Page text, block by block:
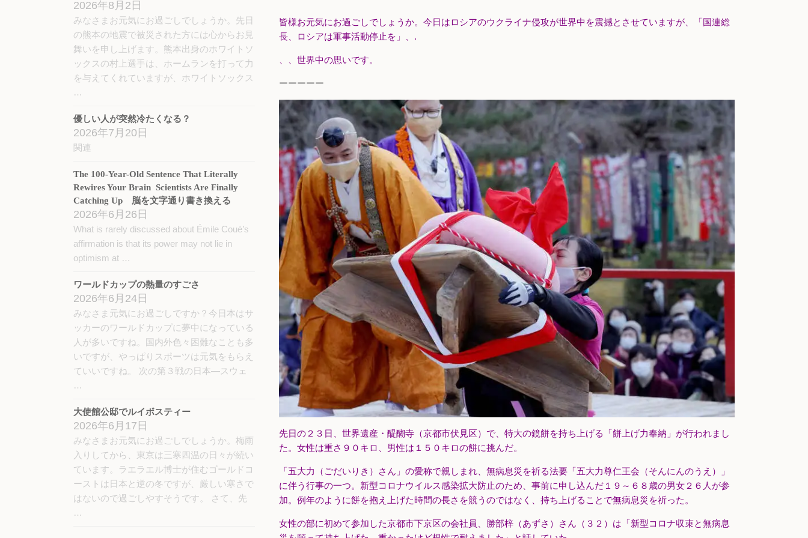
皆様お元気にお過ごしでしょうか。今日はロシアのウクライナ侵攻が世界中を震撼とさせていますが、「国連総
長、ロシアは軍事活動停止を」、.
、、世界中の思いです。
ーーーーー
先日の２３日、世界遺産・醍醐寺（京都市伏見区）で、特大の鏡餅を持ち上げる「餅上げ力奉納」が行われまし
た。女性は重さ９０キロ、男性は１５０キロの餅に挑んだ。
「五大力（ごだいりき）さん」の愛称で親しまれ、無病息災を祈る法要「五大力尊仁王会（そんにんのうえ）」
に伴う行事の一つ。新型コロナウイルス感染拡大防止のため、事前に申し込んだ１９～６８歳の男女２６人が参
加。例年のように餅を抱え上げた時間の長さを競うのではなく、持ち上げることで無病息災を祈った。
女性の部に初めて参加した京都市下京区の会社員、勝部梓（あずさ）さん（３２）は「新型コロナ収束と無病息
2026年8月2日
みなさまお元気にお過ごしでしょうか。先日
の熊本の地震で被災された方には心からお見
舞いを申し上げます。熊本出身のホワイトソ
ックスの村上選手は、ホームランを打って力
を与えてくれていますが、ホワイトソックス
…
優しい人が突然冷たくなる？
2026年7月20日
関連
The 100-Year-Old Sentence That Literally
Rewires Your Brain Scientists Are Finally
Catching Up 脳を文字通り書き換える
2026年6月26日
What is rarely discussed about Émile Coué’s
affirmation is that its power may not lie in
optimism at …
ワールドカップの熱量のすごさ
2026年6月24日
みなさま元気にお過ごしですか？今日本はサ
ッカーのワールドカップに夢中になっている
人が多いですね。国内外色々困難なことも多
いですが、やっぱりスポーツは元気をもらえ
ていいですね。 次の第３戦の日本―スウェ
…
大使館公邸でルイボスティー
2026年6月17日
みなさまお元気にお過ごしでしょうか。梅雨
入りしてから、東京は三寒四温の日々が続い
ています。ラエラエル博士が住むゴールドコ
ーストは日本と逆の冬ですが、厳しい寒さで
はないので過ごしやすそうです。 さて、先
…